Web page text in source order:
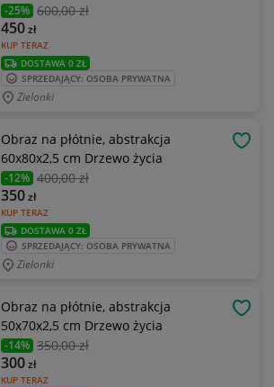
-25% 600,00 zł
KUP TERAZ
450zł
DOSTAWA 0 ZŁ
SPRZEDAJĄCY: OSOBA PRYWATNA
Zielonki
Obraz na płótnie, abstrakcja
60x80x2,5 cm Drzewo życia
-12% 400,00 zł
KUP TERAZ
350zł
DOSTAWA 0 ZŁ
SPRZEDAJĄCY: OSOBA PRYWATNA
Zielonki
Obraz na płótnie, abstrakcja
50x70x2,5 cm Drzewo życia
-14% 350,00 zł
KUP TERAZ
300zł